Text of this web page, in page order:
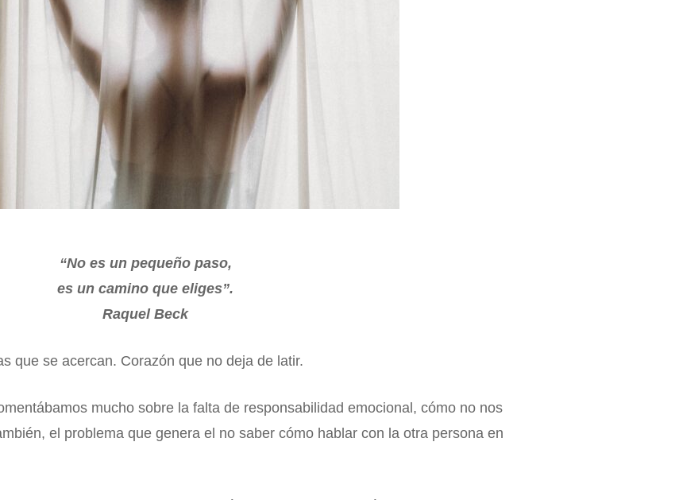
“No es un pequeño paso,
es un camino que eliges”.
Raquel Beck
que se acercan. Corazón que no deja de latir.
mucho sobre la falta de responsabilidad emocional, cómo no nos
el problema que genera el no saber cómo hablar con la otra persona en